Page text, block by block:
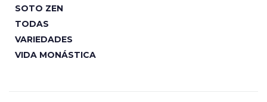
SOTO ZEN
TODAS
VARIEDADES
VIDA MONÁSTICA